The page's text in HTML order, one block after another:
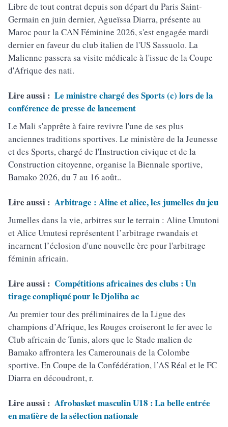
Libre de tout contrat depuis son départ du Paris Saint-
Germain en juin dernier, Agueïssa Diarra, présente au
Maroc pour la CAN Féminine 2026, s'est engagée mardi
dernier en faveur du club italien de l'US Sassuolo. La
Malienne passera sa visite médicale à l'issue de la Coupe
d'Afrique des nati.
Lire aussi : Le ministre chargé des Sports (c) lors de la
conférence de presse de lancement
Le Mali s'apprête à faire revivre l'une de ses plus
anciennes traditions sportives. Le ministère de la Jeunesse
et des Sports, chargé de l'Instruction civique et de la
Construction citoyenne, organise la Biennale sportive,
Bamako 2026, du 7 au 16 août..
Lire aussi : Arbitrage : Aline et alice, les jumelles du jeu
Jumelles dans la vie, arbitres sur le terrain : Aline Umutoni
et Alice Umutesi représentent l’arbitrage rwandais et
incarnent l’éclosion d'une nouvelle ère pour l'arbitrage
féminin africain.
Lire aussi : Compétitions africaines des clubs : Un
tirage compliqué pour le Djoliba ac
Au premier tour des préliminaires de la Ligue des
champions d’Afrique, les Rouges croiseront le fer avec le
Club africain de Tunis, alors que le Stade malien de
Bamako affrontera les Camerounais de la Colombe
sportive. En Coupe de la Confédération, l’AS Réal et le FC
Diarra en découdront, r.
Lire aussi : Afrobasket masculin U18 : La belle entrée
en matière de la sélection nationale